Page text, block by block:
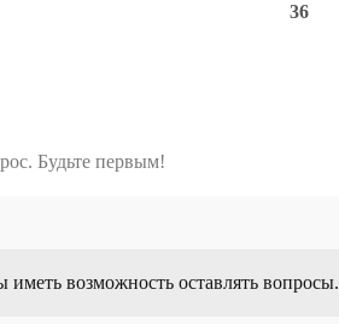
36
Будьте первым!
иметь возможность оставлять вопросы.